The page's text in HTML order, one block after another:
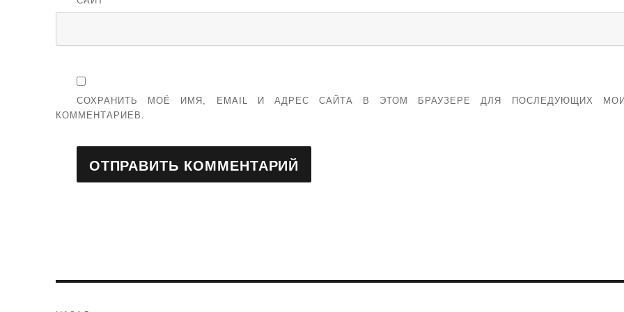
СОХРАНИТЬ МОЁ ИМЯ, EMAIL И АДРЕС САЙТА В ЭТОМ БРАУЗЕРЕ ДЛЯ ПОСЛЕДУЮЩИХ
КОММЕНТАРИЕВ.